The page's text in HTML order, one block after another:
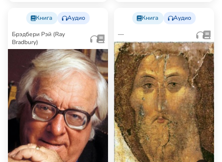
Книга Аудио
Брэдбери Рэй (Ray
Bradbury)
Книга Аудио
—